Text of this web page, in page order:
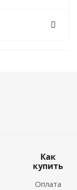
Как
купить
Оплата